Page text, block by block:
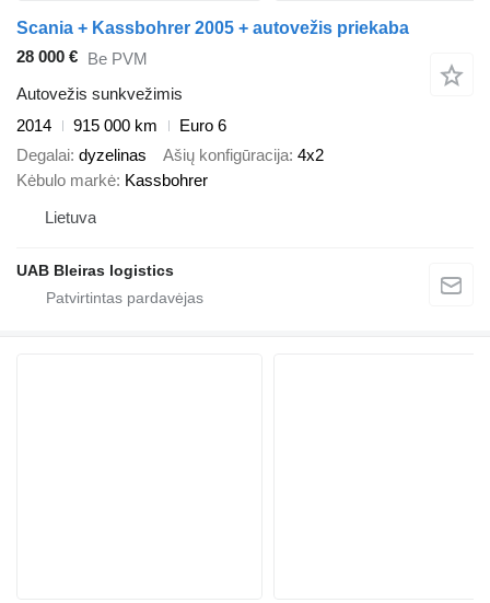
Scania + Kassbohrer 2005 + autovežis priekaba
28 000 € Be PVM
Autovežis sunkvežimis
2014
915 000 km
Euro 6
Degalai dyzelinas Ašių konfigūracija 4x2
Kėbulo markė Kassbohrer
Lietuva
UAB Bleiras logistics